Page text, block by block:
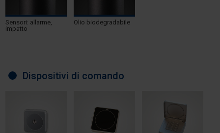
Sensori: allarme,
impatto
Olio biodegradabile
Dispositivi di comando